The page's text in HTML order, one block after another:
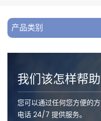
产品类别
我们该怎样帮
您可以通过任何您方便的
电话 24/7 提供服务。